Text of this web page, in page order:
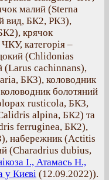
малий (Sterna
вид, БК2, РК3),
крячок
категорія –
(Chlidonias
(Larus cachinnans),
БК3), коловодник
болотяний
rusticola, БК3,
alpina, БК2) та
ferruginea, БК2),
набережник (Actitis
(Charadrius dubius,
І., Атамась Н.,
у Києві (12.09.2022)).